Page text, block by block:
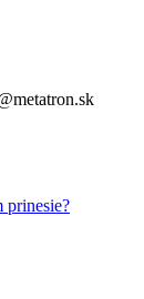
prinesie?